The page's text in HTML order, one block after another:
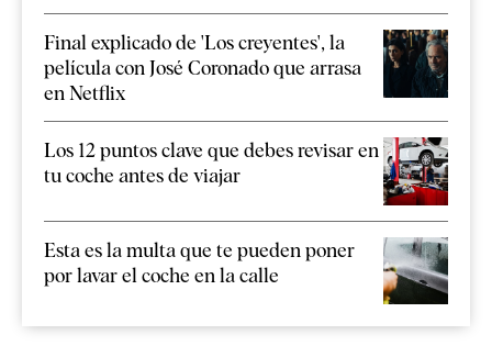
Final explicado de 'Los creyentes', la
película con José Coronado que arrasa
en Netflix
Los 12 puntos clave que debes revisar en
tu coche antes de viajar
Esta es la multa que te pueden poner
por lavar el coche en la calle